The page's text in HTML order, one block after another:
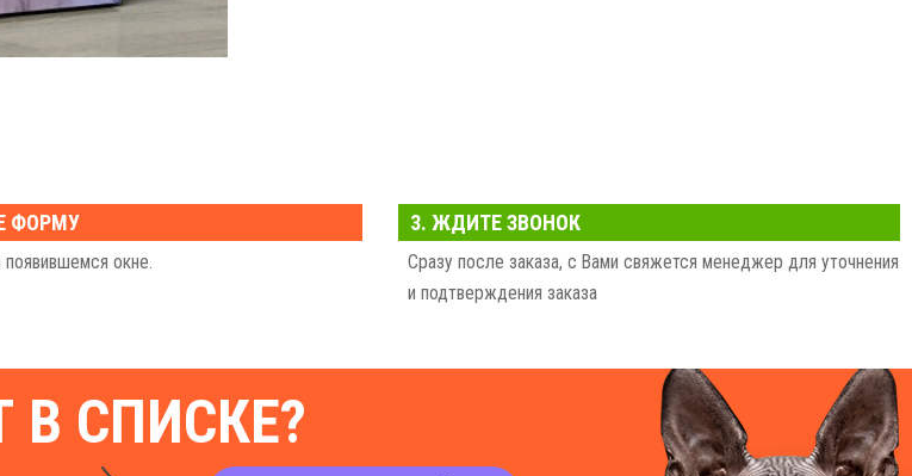
ФОРМУ
появившемся окне.
3. ЖДИТЕ ЗВОНОК
Сразу после заказа, с Вами свяжется менеджер для уточнения
и подтверждения заказа
СПИСКЕ?